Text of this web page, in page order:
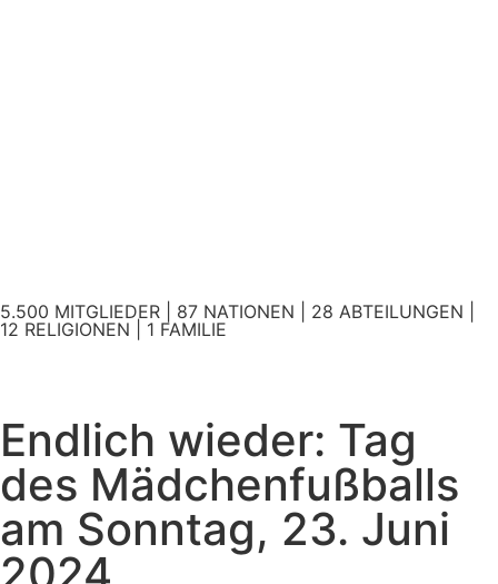
5.500 MITGLIEDER | 87 NATIONEN | 28 ABTEILUNGEN |
12 RELIGIONEN | 1 FAMILIE
Endlich wieder: Tag
des Mädchenfußballs
am Sonntag, 23. Juni